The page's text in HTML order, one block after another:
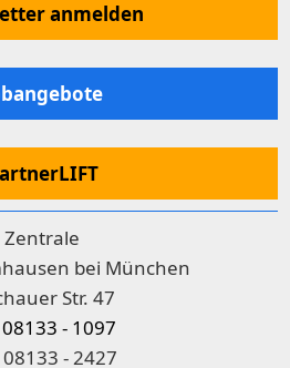
anmelden
Zentrale
bei München
Str. 47
- 1097
08133 - 2427